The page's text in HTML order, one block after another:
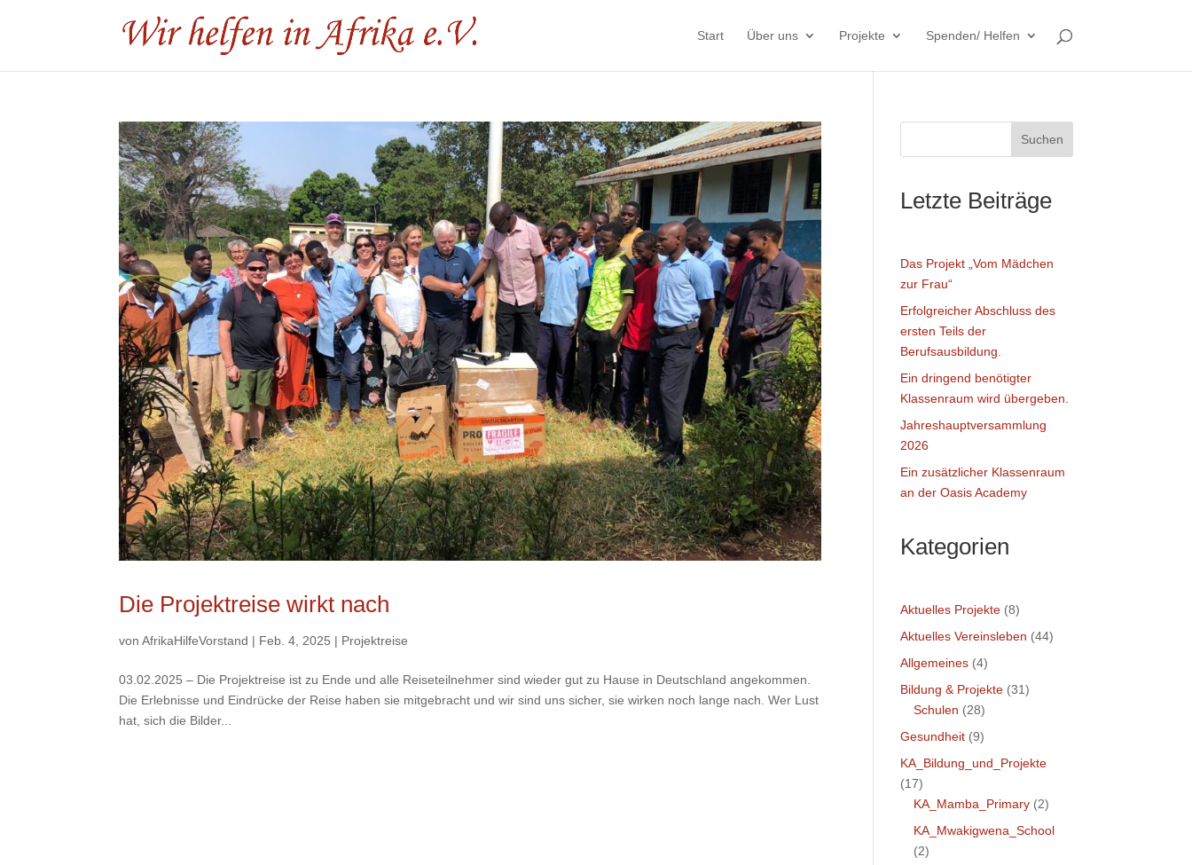
Start Über uns Projekte Spenden/ Helfen
Die Projektreise wirkt nach
vonAfrikaHilfeVorstand | Feb. 4, 2025 | Projektreise
03.02.2025 – Die Projektreise ist zu Ende und alle Reiseteilnehmer sind wieder gut zu Hause in Deutschland angekommen.
Die Erlebnisse und Eindrücke der Reise haben sie mitgebracht und wir sind uns sicher, sie wirken noch lange nach. Wer Lust
hat, sich die Bilder...
Suchen
Letzte Beiträge
Das Projekt „Vom Mädchen
zur Frau“
Erfolgreicher Abschluss des
ersten Teils der
Berufsausbildung.
Ein dringend benötigter
Klassenraum wird übergeben.
Jahreshauptversammlung
2026
Ein zusätzlicher Klassenraum
an der Oasis Academy
Kategorien
Aktuelles Projekte (8)
Aktuelles Vereinsleben (44)
Allgemeines (4)
Bildung & Projekte (31)
Schulen (28)
Gesundheit (9)
KA_Bildung_und_Projekte
(17)
KA_Mamba_Primary (2)
KA_Mwakigwena_School
(2)